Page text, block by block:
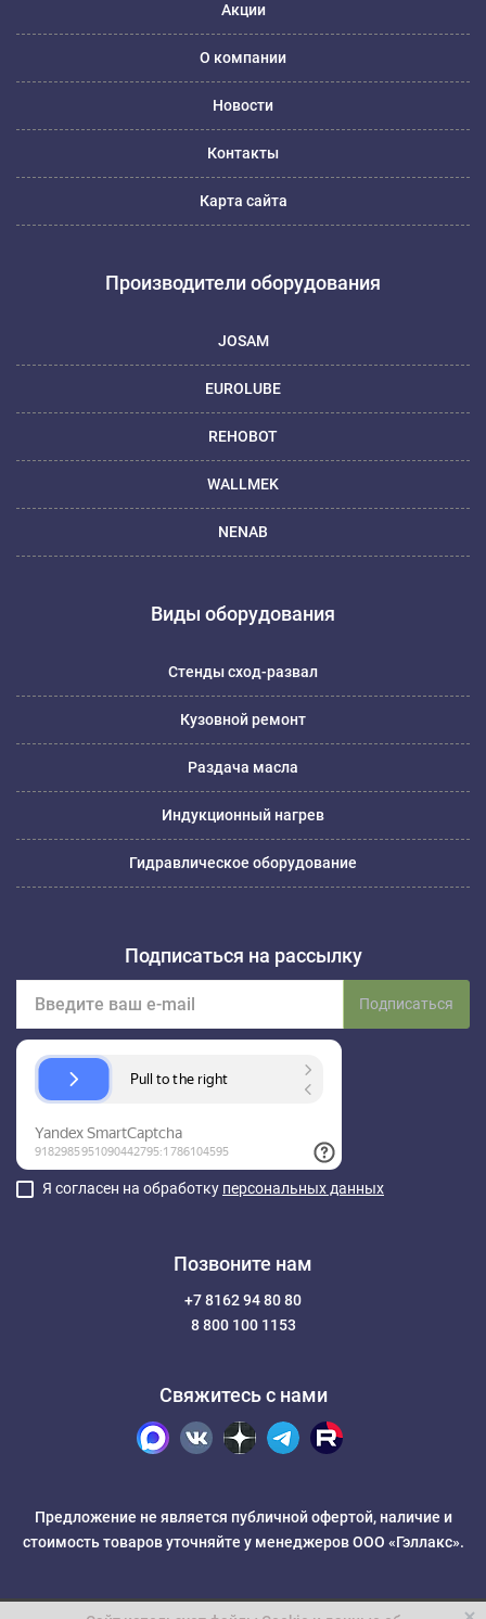
Акции
О компании
Новости
Контакты
Карта сайта
Производители оборудования
JOSAM
EUROLUBE
REHOBOT
WALLMEK
NENAB
Виды оборудования
Стенды сход-развал
Кузовной ремонт
Раздача масла
Индукционный нагрев
Гидравлическое оборудование
Подписаться на рассылку
Подписаться
Я согласен на обработку персональных данных
Позвоните нам
+7 8162 94 80 80
8 800 100 1153
Свяжитесь с нами
Предложение не является публичной офертой, наличие и
стоимость товаров уточняйте у менеджеров ООО «Гэллакс».